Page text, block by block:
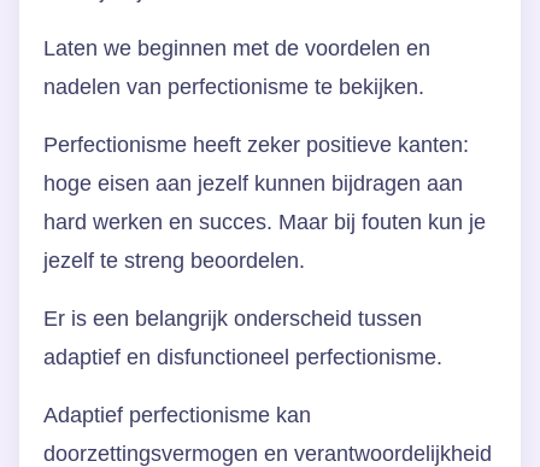
Laten we beginnen met de voordelen en
nadelen van perfectionisme te bekijken.
Perfectionisme heeft zeker positieve kanten:
hoge eisen aan jezelf kunnen bijdragen aan
hard werken en succes. Maar bij fouten kun je
jezelf te streng beoordelen.
Er is een belangrijk onderscheid tussen
adaptief en disfunctioneel perfectionisme.
Adaptief perfectionisme kan
doorzettingsvermogen en verantwoordelijkheid